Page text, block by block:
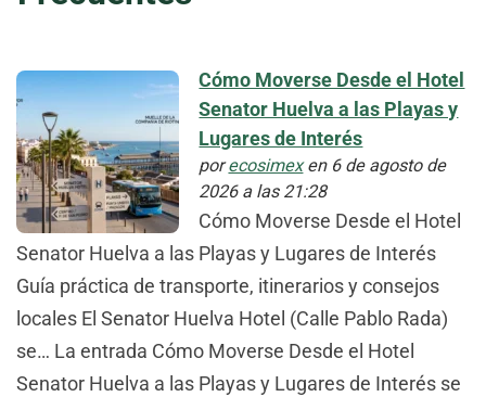
Cómo Moverse Desde el Hotel
Senator Huelva a las Playas y
Lugares de Interés
porecosimexen 6 de agosto de
2026 a las 21:28
Cómo Moverse Desde el Hotel
Senator Huelva a las Playas y Lugares de Interés
Guía práctica de transporte, itinerarios y consejos
locales El Senator Huelva Hotel (Calle Pablo Rada)
se… La entrada Cómo Moverse Desde el Hotel
Senator Huelva a las Playas y Lugares de Interés se